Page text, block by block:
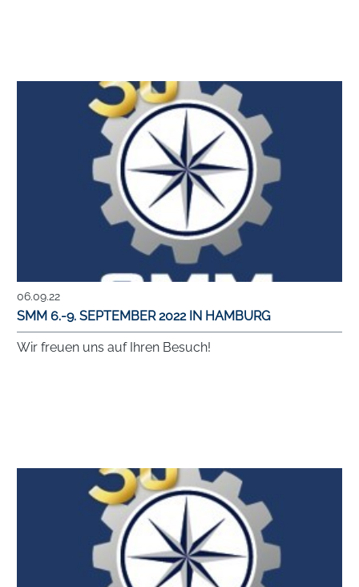
06.09.22
SMM 6.-9. SEPTEMBER 2022 IN HAMBURG
Wir freuen uns auf Ihren Besuch!